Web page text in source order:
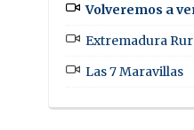
Volveremos a
Extremadura
Las 7 Maravillas